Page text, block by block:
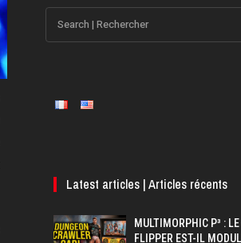
Search | Rechercher
Latest articles | Articles récents
MULTIMORPHIC P³ :
FLIPPER EST-IL